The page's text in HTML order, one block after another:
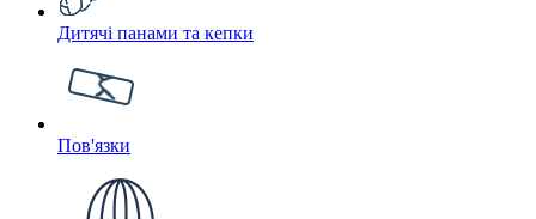
Дитячі панами та кепки
Пов'язки